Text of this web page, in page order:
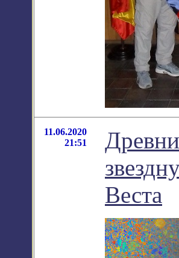
11.06.2020
21:51
Веста